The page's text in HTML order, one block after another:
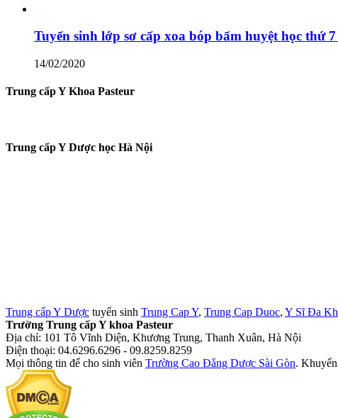
Tuyển sinh lớp sơ cấp xoa bóp bấm huyệt học thứ
14/02/2020
Trung cấp Y Khoa Pasteur
Trung cấp Y Dược học Hà Nội
Trung cấp Y Dược tuyển sinh Trung Cap Y, Trung Cap Duoc, Y Sĩ Đa
Trường Trung cấp Y khoa Pasteur
Địa chỉ: 101 Tô Vĩnh Diện, Khương Trung, Thanh Xuân, Hà Nội
Điện thoại: 04.6296.6296 - 09.8259.8259
Mọi thông tin để cho sinh viên Trường Cao Đẳng Dược Sài Gòn.